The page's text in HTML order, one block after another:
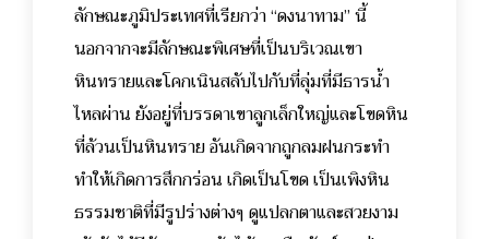
ลักษณะภูมิประเทศที่เรียกว่า “ดงนาทาม” นี้
นอกจากจะมีลักษณะพิเศษที่เป็นบริเวณเขา
หินทรายและโคกเนินสลับไปกับที่ลุ่มที่มีธารน้ำ
ไหลผ่าน ยังอยู่ที่บรรดาเขาลูกเล็กใหญ่และโขดหิน
ที่ล้วนเป็นหินทราย อันเกิดจากถูกลมฝนกระทำ
ทำให้เกิดการสึกกร่อน เกิดเป็นโขด เป็นเพิงหิน
ธรรมชาติที่มีรูปร่างต่างๆ ดูแปลกตาและสวยงาม